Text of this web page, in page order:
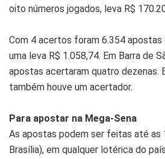
oito números jogados, leva R$
Com 4 acertos foram 6.354 apostas
uma leva R$ 1.058,74. Em Barra de
apostas acertaram quatro dezenas.
também houve um acertador.
Para apostar na Mega-Sena
As apostas podem ser feitas até as
Brasília), em qualquer lotérica do